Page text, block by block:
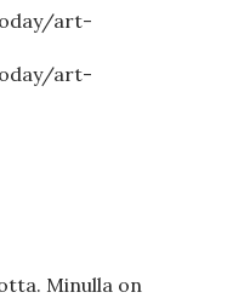
art-
art-
Minulla on